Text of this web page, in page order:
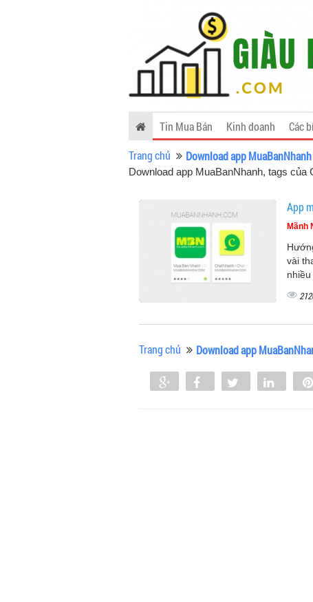
Tin Mua Bán Kinh doanh Các
Trang chủ
Download app MuaBanNhanh
Download app MuaBanNhanh, tags của
App
Mãnh
vài
nhiều
Trang chủ Download app
Share Share Tweet Share